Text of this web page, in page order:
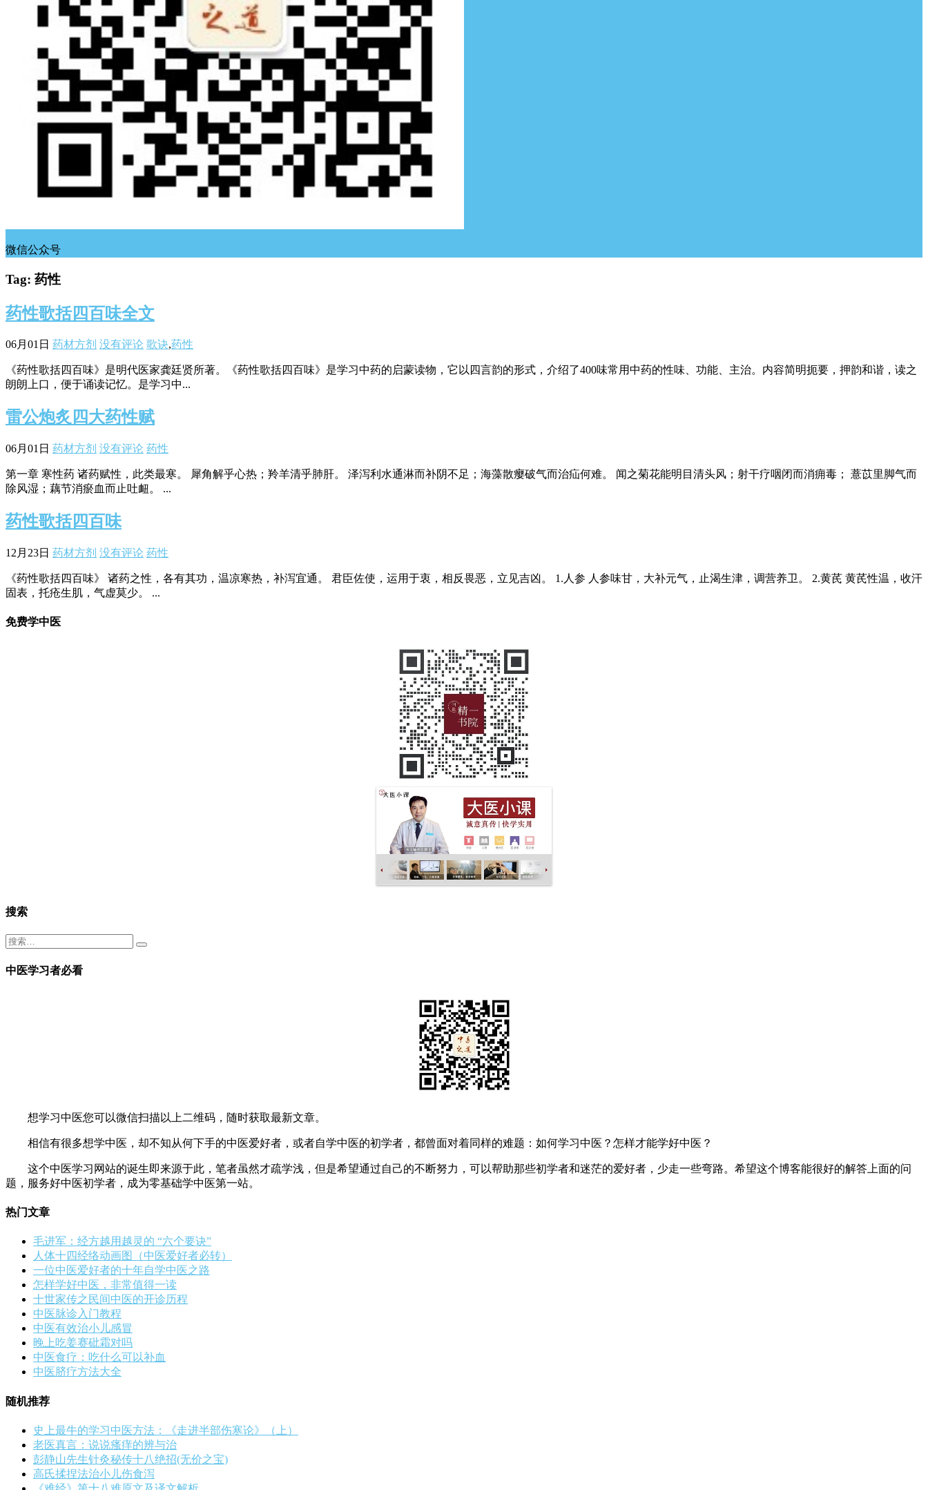
微信公众号
Tag: 药性
药性歌括四百味全文
06月01日 药材方剂 没有评论 歌诀,药性
《药性歌括四百味》是明代医家龚廷贤所著。《药性歌括四百味》是学习中药的启蒙读物，它以四言韵的形式，介绍了400味常用中药的性味、功能、主治。内容简明扼要，押韵和谐，读之
朗朗上口，便于诵读记忆。是学习中...
雷公炮炙四大药性赋
06月01日 药材方剂 没有评论 药性
第一章 寒性药 诸药赋性，此类最寒。 犀角解乎心热；羚羊清乎肺肝。 泽泻利水通淋而补阴不足；海藻散瘿破气而治疝何难。 闻之菊花能明目清头风；射干疗咽闭而消痈毒； 薏苡里脚气而
除风湿；藕节消瘀血而止吐衄。 ...
药性歌括四百味
12月23日 药材方剂 没有评论 药性
《药性歌括四百味》 诸药之性，各有其功，温凉寒热，补泻宜通。 君臣佐使，运用于衷，相反畏恶，立见吉凶。 1.人参 人参味甘，大补元气，止渴生津，调营养卫。 2.黄芪 黄芪性温，收汗
固表，托疮生肌，气虚莫少。 ...
免费学中医
搜索
中医学习者必看
想学习中医您可以微信扫描以上二维码，随时获取最新文章。
相信有很多想学中医，却不知从何下手的中医爱好者，或者自学中医的初学者，都曾面对着同样的难题：如何学习中医？怎样才能学好中医？
这个中医学习网站的诞生即来源于此，笔者虽然才疏学浅，但是希望通过自己的不断努力，可以帮助那些初学者和迷茫的爱好者，少走一些弯路。希望这个博客能很好的解答上面的问
题，服务好中医初学者，成为零基础学中医第一站。
热门文章
毛进军：经方越用越灵的 “六个要诀”
人体十四经络动画图（中医爱好者必转）
一位中医爱好者的十年自学中医之路
怎样学好中医，非常值得一读
十世家传之民间中医的开诊历程
中医脉诊入门教程
中医有效治小儿感冒
晚上吃姜赛砒霜对吗
中医食疗：吃什么可以补血
中医脐疗方法大全
随机推荐
史上最牛的学习中医方法：《走进半部伤寒论》（上）
老医真言：说说瘙痒的辨与治
彭静山先生针灸秘传十八绝招(无价之宝)
高氏揉捏法治小儿伤食泻